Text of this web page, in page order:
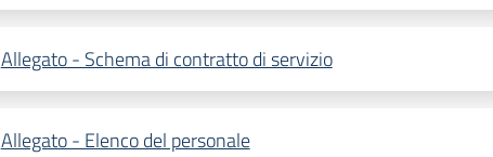
Allegato - Schema di contratto di servizio
Allegato - Elenco del personale